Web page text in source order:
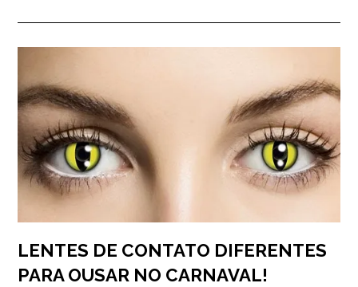
LENTES DE CONTATO DIFERENTES
PARA OUSAR NO CARNAVAL!